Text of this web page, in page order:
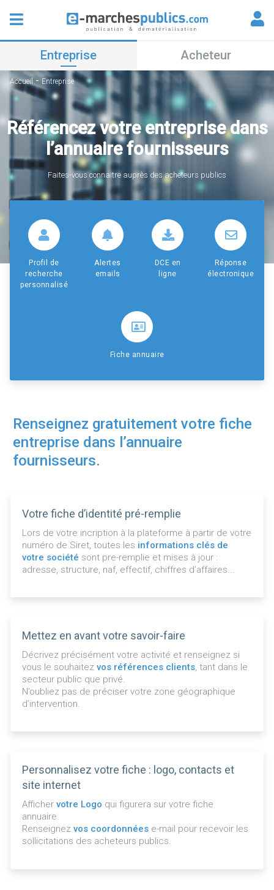
Entreprise Acheteur
Accueil -Entreprise
Référencez votre entreprise dans
l’annuaire fournisseurs
Faites-vous connaitre auprès des acheteurs publics
Profil de
recherche
personnalisé
Alertes
emails
DCE en
ligne
Réponse
électronique
Fiche annuaire
Renseignez gratuitement votre fiche
entreprise dans l’annuaire
fournisseurs.
Votre fiche d’identité pré-remplie
Lors de votre incription à la plateforme à partir de votre
numéro de Siret, toutes les informations clés de
votre société sont pre-remplie et mises à jour :
adresse, structure, naf, effectif, chiffres d’affaires...
Mettez en avant votre savoir-faire
Décrivez précisément votre activité et renseignez si
vous le souhaitezvos références clients, tant dans le
secteur public que privé.
N’oubliez pas de préciser votre zone géographique
d’intervention.
Personnalisez votre fiche : logo, contacts et
site internet
Affichervotre Logo qui figurera sur votre fiche
annuaire.
Renseignezvos coordonnées e-mail pour recevoir les
sollicitations des acheteurs publics.